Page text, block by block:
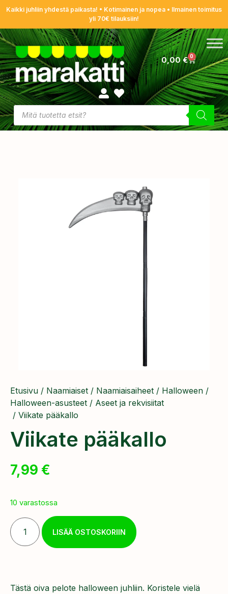
Kaikki juhliin yhdestä paikasta! • Kotimainen ja nopea • Ilmainen toimitus
yli 70€ tilauksiin!
0,00€ 0
Etusivu / Naamiaiset / Naamiaisaiheet / Halloween /
Halloween-asusteet / Aseet ja rekvisiitat
/ Viikate pääkallo
Viikate pääkallo
7,99 €
10 varastossa
LISÄÄ OSTOSKORIIN
Tästä oiva pelote halloween juhliin. Koristele vielä